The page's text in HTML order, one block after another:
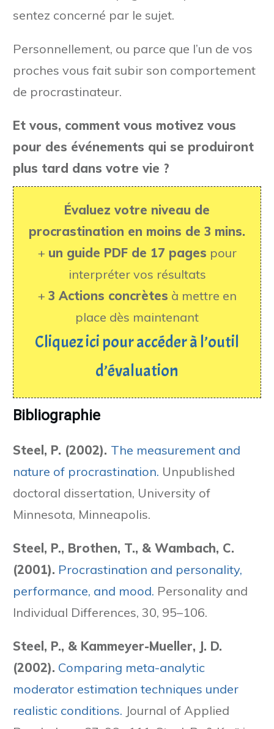
sentez concerné par le sujet.
Personnellement, ou parce que l’un de vos
proches vous fait subir son comportement
de procrastinateur.
Et vous, comment vous motivez vous
pour des événements qui se produiront
plus tard dans votre vie ?
Évaluez votre niveau de
procrastination en moins de 3 mins.
+ un guide PDF de 17 pages pour
interpréter vos résultats
+ 3 Actions concrètes à mettre en
place dès maintenant
Cliquez ici pour accéder à l’outil
d’évaluation
Bibliographie
Steel, P. (2002). The measurement and
nature of procrastination. Unpublished
doctoral dissertation, University of
Minnesota, Minneapolis.
Steel, P., Brothen, T., & Wambach, C.
(2001). Procrastination and personality,
performance, and mood. Personality and
Individual Differences, 30, 95–106.
Steel, P., & Kammeyer-Mueller, J. D.
(2002). Comparing meta-analytic
moderator estimation techniques under
realistic conditions. Journal of Applied